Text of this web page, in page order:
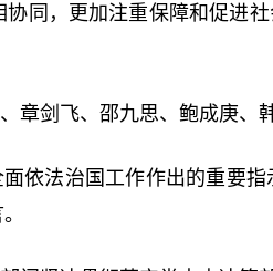
同，更加注重保障和促进
章剑飞、邵九思、鲍成庚、
依法治国工作作出的重要